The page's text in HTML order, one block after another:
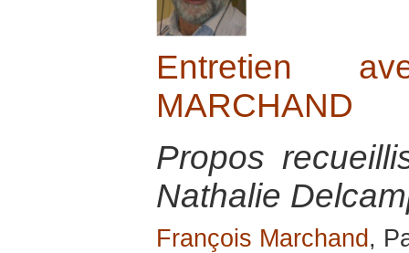
Entretien
MARCHAND
Propos
Nathalie
François Marchand ,